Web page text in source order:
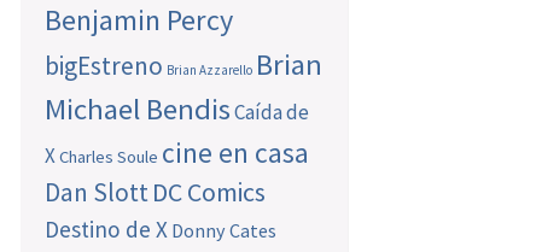
Benjamin Percy
bigEstreno Brian Azzarello Brian
Michael BendisCaída de
XCharles Soule cine en casa
Dan SlottDC Comics
Destino de X Donny Cates